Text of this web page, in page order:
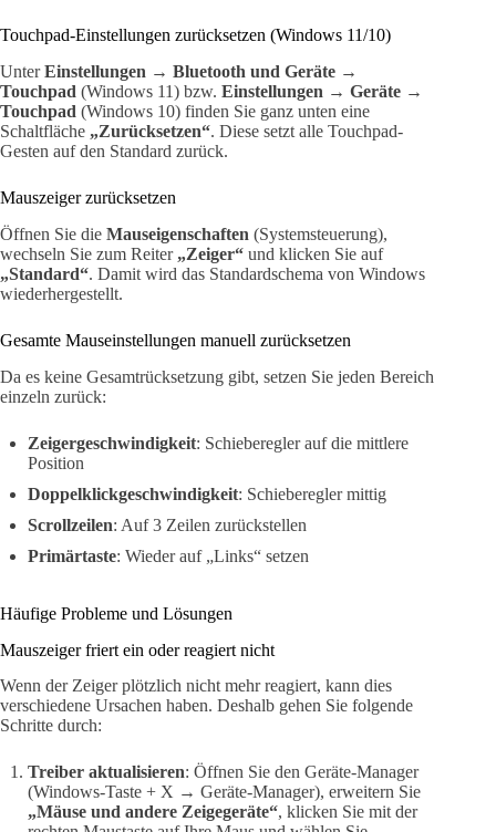
Touchpad-Einstellungen zurücksetzen (Windows 11/10)
UnterEinstellungen → Bluetooth und Geräte →
Touchpad (Windows 11) bzw. Einstellungen → Geräte →
Touchpad (Windows 10) finden Sie ganz unten eine
Schaltfläche „Zurücksetzen“. Diese setzt alle Touchpad-
Gesten auf den Standard zurück.
Mauszeiger zurücksetzen
Öffnen Sie die Mauseigenschaften (Systemsteuerung),
wechseln Sie zum Reiter „Zeiger“ und klicken Sie auf
„Standard“. Damit wird das Standardschema von Windows
wiederhergestellt.
Gesamte Mauseinstellungen manuell zurücksetzen
Da es keine Gesamtrücksetzung gibt, setzen Sie jeden Bereich
einzeln zurück:
Zeigergeschwindigkeit: Schieberegler auf die mittlere
Position
Doppelklickgeschwindigkeit: Schieberegler mittig
Scrollzeilen: Auf 3 Zeilen zurückstellen
Primärtaste: Wieder auf „Links“ setzen
Häufige Probleme und Lösungen
Mauszeiger friert ein oder reagiert nicht
Wenn der Zeiger plötzlich nicht mehr reagiert, kann dies
verschiedene Ursachen haben. Deshalb gehen Sie folgende
Schritte durch:
Treiber aktualisieren: Öffnen Sie den Geräte-Manager
(Windows-Taste + X → Geräte-Manager), erweitern Sie
„Mäuse und andere Zeigegeräte“, klicken Sie mit der